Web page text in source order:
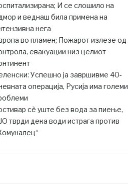
И се слошило на
и веднаш била примена на
нега
во пламен; Пожарот излезе од
евакуации низ целиот
Успешно ја завршивме 40-
операција, Русија има големи
сè уште без вода за пиење,
тврди дека води истрага против